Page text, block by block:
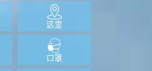
这里
口罩